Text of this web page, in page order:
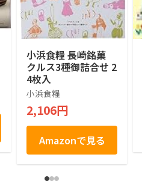
小浜食糧 長崎銘菓
クルス3種御詰合せ 2
4枚入
小浜食糧
2,106円
Amazonで見る